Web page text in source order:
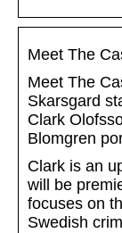
Meet The
Meet The
Skarsgard
Clark
Blomgren
Clark is an
will be
focuses on
Swedish